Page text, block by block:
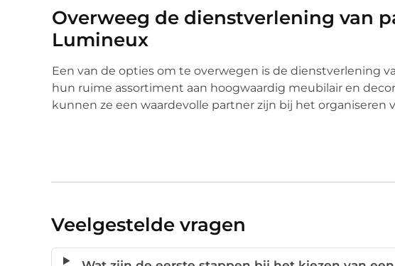
Overweeg de dienstverlening van
Lumineux
Een van de opties om te overwegen is de dienstverlening
hun ruime assortiment aan hoogwaardig meubilair en
kunnen ze een waardevolle partner zijn bij het organiseren
Veelgestelde vragen